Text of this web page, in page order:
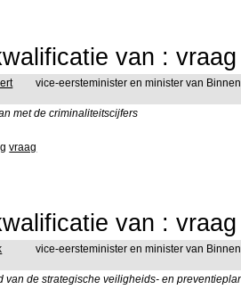
van :
vice-eersteminister en minister van
met de criminaliteitscijfers
vraag
van :
vice-eersteminister en minister van
van de strategische veiligheids- en